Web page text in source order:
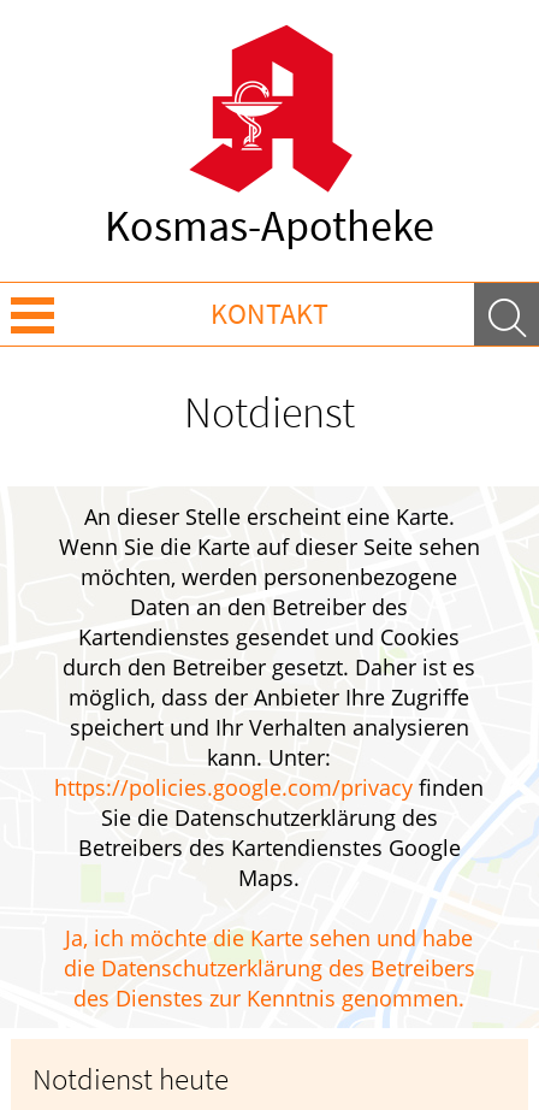
Kosmas-Apotheke
KONTAKT
Leistungen
Notdienst
An dieser Stelle erscheint eine Karte.
Wenn Sie die Karte auf dieser Seite sehen
möchten, werden personenbezogene
Daten an den Betreiber des
Kartendienstes gesendet und Cookies
durch den Betreiber gesetzt. Daher ist es
möglich, dass der Anbieter Ihre Zugriffe
speichert und Ihr Verhalten analysieren
kann. Unter:
https://policies.google.com/privacy finden
Sie die Datenschutzerklärung des
Betreibers des Kartendienstes Google
Maps.
Ja, ich möchte die Karte sehen und habe
die Datenschutzerklärung des Betreibers
des Dienstes zur Kenntnis genommen.
Notdienst heute